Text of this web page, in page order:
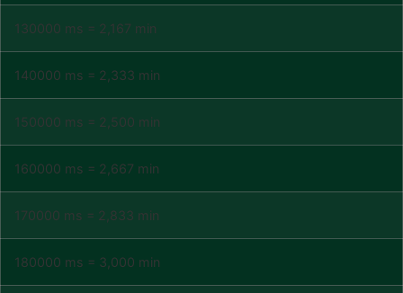
130000 ms = 2,167 min
140000 ms = 2,333 min
150000 ms = 2,500 min
160000 ms = 2,667 min
170000 ms = 2,833 min
180000 ms = 3,000 min